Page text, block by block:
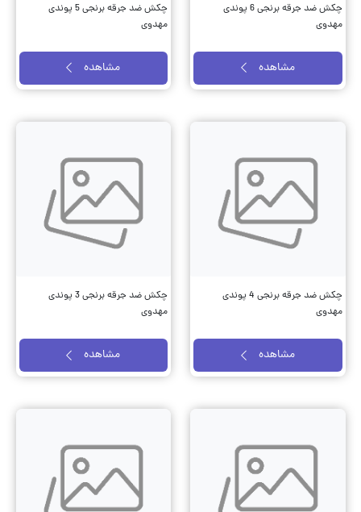
چکش ضد جرقه برنجی 6 پوندی
مهدوی
مشاهده
چکش ضد جرقه برنجی 5 پوندی
مهدوی
مشاهده
چکش ضد جرقه برنجی 4 پوندی
مهدوی
مشاهده
چکش ضد جرقه برنجی 3 پوندی
مهدوی
مشاهده